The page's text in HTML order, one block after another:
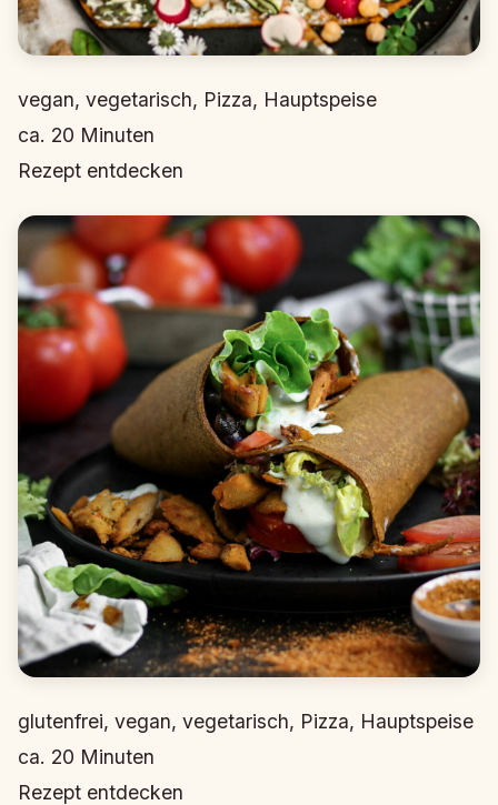
vegan, vegetarisch, Pizza, Hauptspeise
ca. 20 Minuten
Rezept entdecken
glutenfrei, vegan, vegetarisch, Pizza, Hauptspeise
ca. 20 Minuten
Rezept entdecken